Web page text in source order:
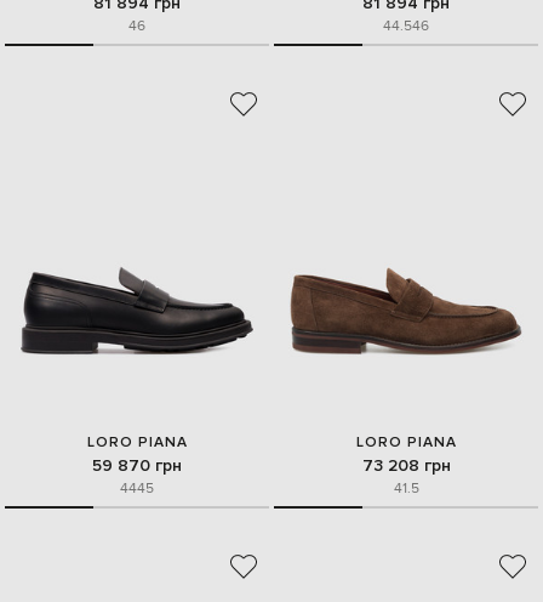
46 44.546
LORO PIANA
59 870 грн
4445
LORO PIANA
73 208 грн
41.5